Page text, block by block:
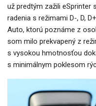
už predtým zažili
radenia s režimami D-, D,
Auto, ktorú poznáme z
som milo prekvapený z
s vysokou hmotnosťou
s minimálnym poklesom